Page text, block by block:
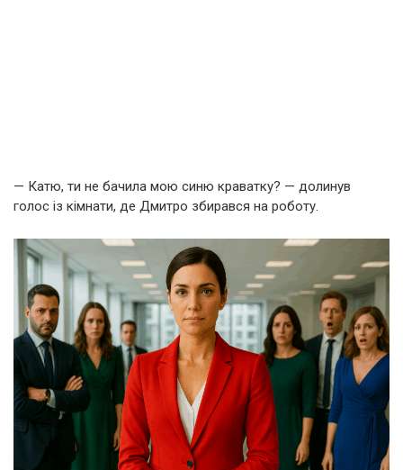
— Катю, ти не бачила мою синю краватку? — долинув
голос із кімнати, де Дмитро збирався на роботу.